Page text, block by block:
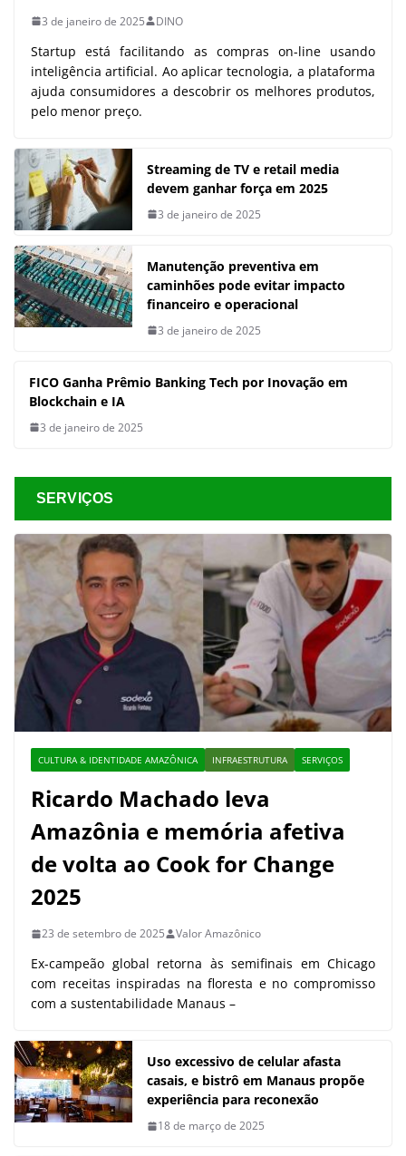
3 de janeiro de 2025 DINO
Startup está facilitando as compras on-line usando
inteligência artificial. Ao aplicar tecnologia, a plataforma
ajuda consumidores a descobrir os melhores produtos,
pelo menor preço.
Streaming de TV e retail media
devem ganhar força em 2025
3 de janeiro de 2025
Manutenção preventiva em
caminhões pode evitar impacto
financeiro e operacional
3 de janeiro de 2025
FICO Ganha Prêmio Banking Tech por Inovação em
Blockchain e IA
3 de janeiro de 2025
SERVIÇOS
CULTURA & IDENTIDADE AMAZÔNICA INFRAESTRUTURA SERVIÇOS
Ricardo Machado leva
Amazônia e memória afetiva
de volta ao Cook for Change
2025
23 de setembro de 2025 Valor Amazônico
Ex-campeão global retorna às semifinais em Chicago
com receitas inspiradas na floresta e no compromisso
com a sustentabilidade Manaus –
Uso excessivo de celular afasta
casais, e bistrô em Manaus propõe
experiência para reconexão
18 de março de 2025